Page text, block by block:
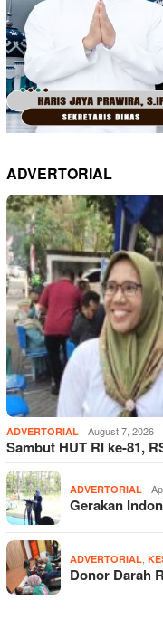
ADVERTORIAL
ADVERTORIAL August 7, 2026
Sambut HUT RI ke-81,
ADVERTORIAL
Gerakan
ADVERTORIAL,
Donor Darah